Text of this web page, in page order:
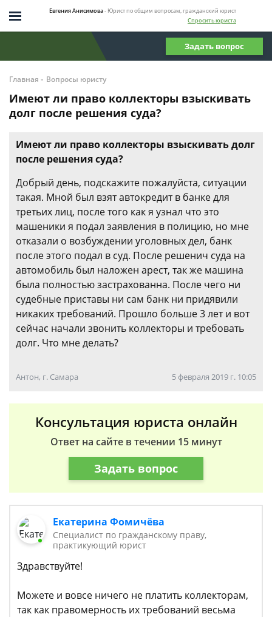
Евгения Анисимова- Юрист по общим вопросам, гражданский юрист
Спросить юриста
Задать вопрос
Главная - Вопросы юристу
Имеют ли право коллекторы взыскивать
долг после решения суда?
Имеют ли право коллекторы взыскивать долг
после решения суда?
Добрый день, подскажите пожалуйста, ситуации
такая. Мной был взят автокредит в банке для
третьих лиц, после того как я узнал что это
машеники я подал заявления в полицию, но мне
отказали о возбуждении уголовных дел, банк
после этого подал в суд. После решенич суда на
автомобиль был наложен арест, так же машина
была полностью застрахованна. После чего ни
судебные приставы ни сам банк ни придявили
никаких требований. Прошло больше 3 лет и вот
сейчас начали звонить коллекторы и требовать
долг. Что мне делать?
Антон, г. Самара 5 февраля 2019 г. 10:05
Консультация юриста онлайн
Ответ на сайте в течении 15 минут
Задать вопрос
Екатерина Фомичёва
Специалист по гражданскому праву,
практикующий юрист
Здравствуйте!
Можете и вовсе ничего не платить коллекторам,
так как правомерность их требований весьма